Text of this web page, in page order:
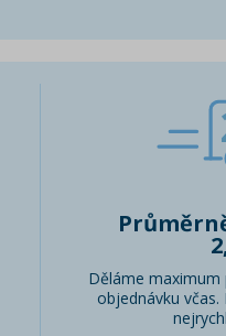
Děláme
objednávku